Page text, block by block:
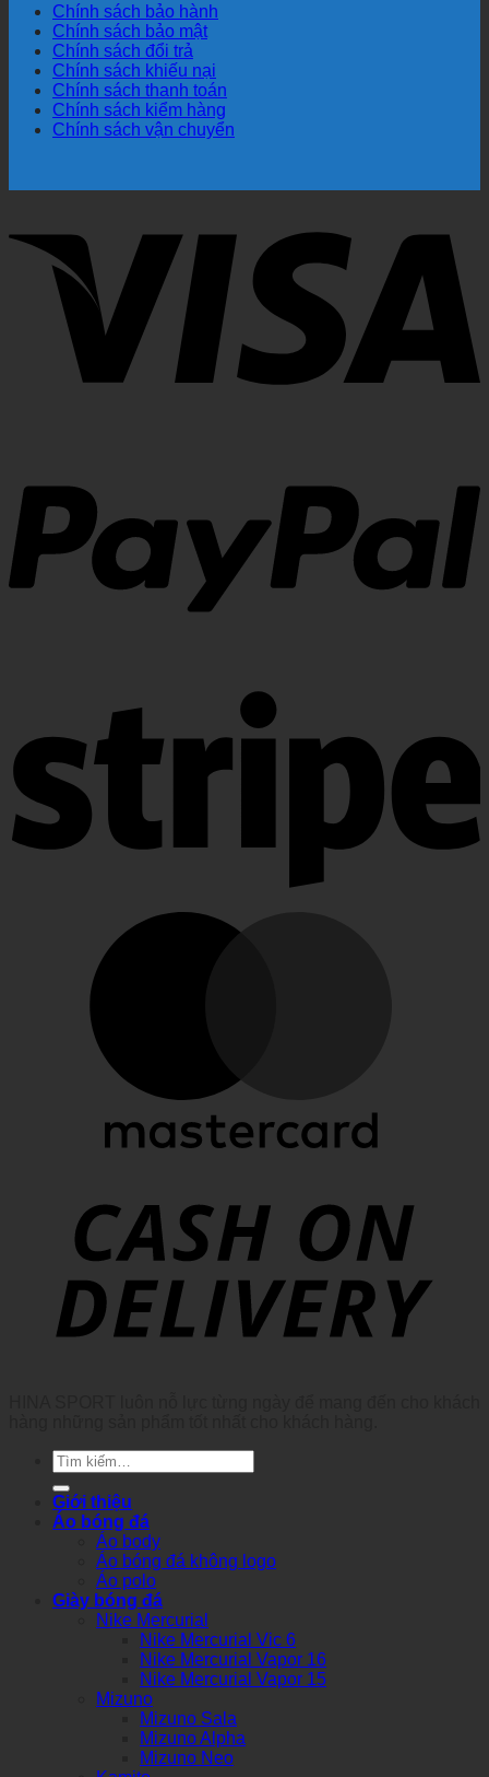
Chính sách bảo hành
Chính sách bảo mật
Chính sách đổi trả
Chính sách khiếu nại
Chính sách thanh toán
Chính sách kiểm hàng
Chính sách vận chuyển
Tìm
kiếm:
Giới thiệu
Áo bóng đá
Áo body
Áo bóng đá không logo
Áo polo
Giày bóng đá
Nike Mercurial
Nike Mercurial Vic 6
Nike Mercurial Vapor 16
Nike Mercurial Vapor 15
Mizuno
Mizuno Sala
Mizuno Alpha
Mizuno Neo